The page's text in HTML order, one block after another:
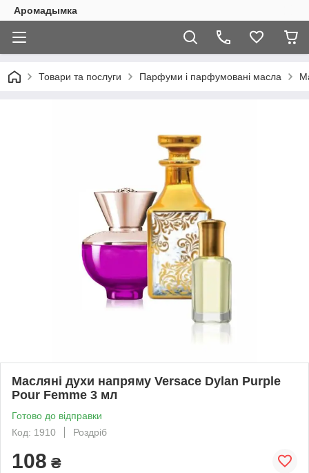
Аромадымка
Товари та послуги Парфуми і парфумовані масла
Масляні духи напряму Versace Dylan Purple
Pour Femme 3 мл
Готово до відправки
Код: 1910
Роздріб
108 ₴